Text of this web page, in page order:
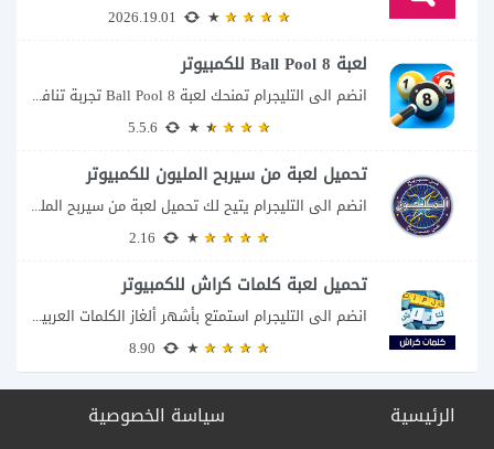
لعبة 8 Ball Pool للكمبيوتر
انضم الى التليجرام تمنحك لعبة 8 Ball Pool تجربة تنافسية ممتعة تجمع بين دقة...
تحميل لعبة من سيربح المليون للكمبيوتر
انضم الى التليجرام يتيح لك تحميل لعبة من سيربح المليون للكمبيوتر خوض تجربة مسابقات...
تحميل لعبة كلمات كراش للكمبيوتر
انضم الى التليجرام استمتع بأشهر ألغاز الكلمات العربية على شاشة الكمبيوتر يتيح لك تحميل...
الرئيسية
سياسة الخصوصية